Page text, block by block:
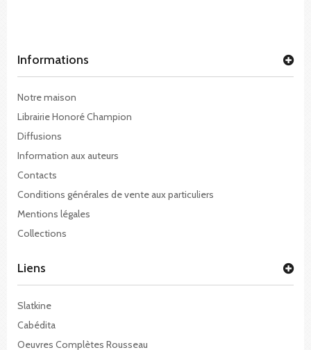
Informations
Notre maison
Librairie Honoré Champion
Diffusions
Information aux auteurs
Contacts
Conditions générales de vente aux particuliers
Mentions légales
Collections
Liens
Slatkine
Cabédita
Oeuvres Complètes Rousseau